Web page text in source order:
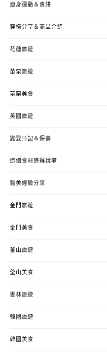
瘦身運動＆食譜
穿搭分享＆商品介紹
花蓮旅遊
苗栗旅遊
苗栗美食
英國旅遊
變髮日記＆保養
這個食材值得說嘴
醫美經驗分享
金門旅遊
金門美食
釜山旅遊
釜山美食
雲林旅遊
韓國旅遊
韓國美食